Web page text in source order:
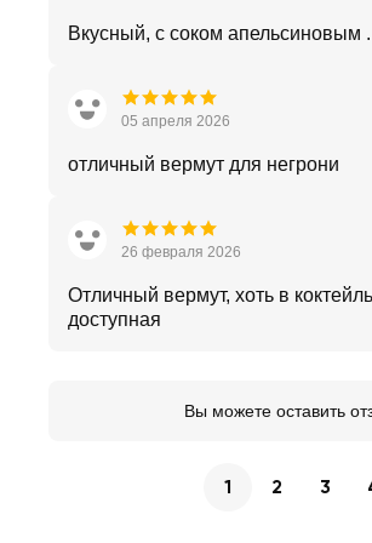
Вкусный, с соком апельсиновым .
05 апреля 2026
отличный вермут для негрони
26 февраля 2026
Отличный вермут, хоть в
доступная
Вы можете оставить
1 2 3